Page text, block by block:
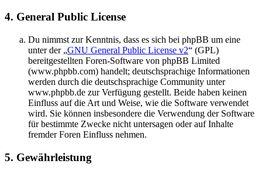
4. General Public License
Du nimmst zur Kenntnis, dass es sich bei phpBB um eine
unter der „GNU General Public License v2“ (GPL)
bereitgestellten Foren-Software von phpBB Limited
(www.phpbb.com) handelt; deutschsprachige Informationen
werden durch die deutschsprachige Community unter
www.phpbb.de zur Verfügung gestellt. Beide haben keinen
Einfluss auf die Art und Weise, wie die Software verwendet
wird. Sie können insbesondere die Verwendung der Software
für bestimmte Zwecke nicht untersagen oder auf Inhalte
fremder Foren Einfluss nehmen.
5. Gewährleistung